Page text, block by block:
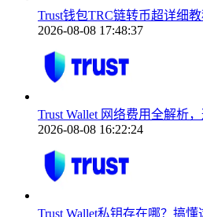
Trust钱包TRC链转币超详细
2026-08-08 17:48:37
Trust Wallet 网络费用全解析
2026-08-08 16:22:24
Trust Wallet私钥存在哪？搞懂